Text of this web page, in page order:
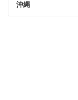
沖縄